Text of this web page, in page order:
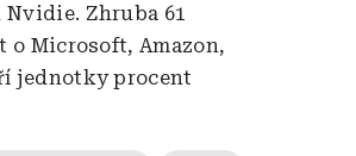
Zhruba 61
Microsoft, Amazon,
jednotky procent